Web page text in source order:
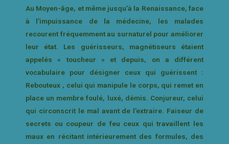
Au Moyen-âge, et même jusqu’à la Renaissance, face
à l’impuissance de la médecine, les malades
recourent fréquemment au surnaturel pour améliorer
leur état. Les guérisseurs, magnétiseurs étaient
appelés « toucheur » et depuis, on a différent
vocabulaire pour désigner ceux qui guérissent :
Rebouteux , celui qui manipule le corps, qui remet en
place un membre foulé, luxé, démis. Conjureur, celui
qui circonscrit le mal avant de l’extraire. Faiseur de
secrets ou coupeur de feu ceux qui travaillent les
maux en récitant intérieurement des formules, des